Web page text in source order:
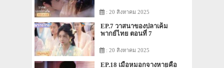
: 20 สิงหาคม 2025
EP.7 วาสนาของปลาเค็ม
พากย์ไทย ตอนที่ 7
: 20 สิงหาคม 2025
EP.18 เมื่อหมอกจางหายคือ